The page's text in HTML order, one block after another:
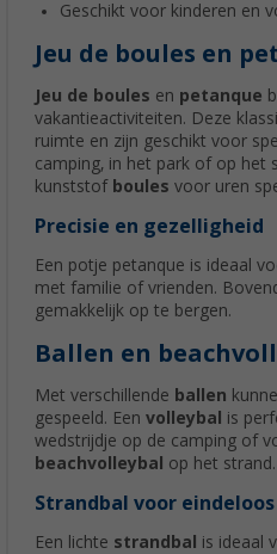
Geschikt voor kinderen en
Jeu de boules en
Jeu de boules en petanque
vakantieactiviteiten. Deze
ruimte en zijn geschikt voor
camping, in het park of op het
kunststof boules voor uren
Precisie en gezelligheid
Een potje petanque is ideaal
met familie of vrienden.
gemakkelijk op te bergen.
Ballen en
Met verschillende ballen
gespeeld. Een volleybal
is
wedstrijdje op de camping of
beachvolleybal
op het strand.
Strandbal voor
Een lichte strandbal
is ideaal